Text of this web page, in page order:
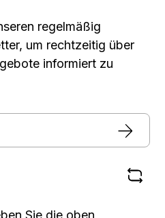
regelmäßig
um rechtzeitig über
informiert zu
Sie die oben